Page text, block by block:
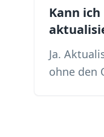
Kann
Ja.
ohne den